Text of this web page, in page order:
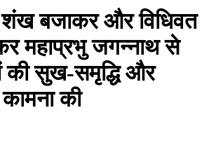
बजाकर और विधिवत
महाप्रभु जगन्नाथ से
की सुख-समृद्धि और
की